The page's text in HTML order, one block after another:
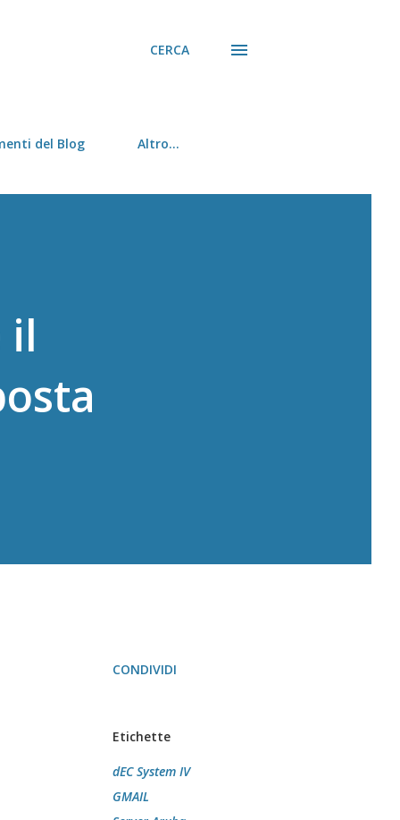
CERCA
del Blog Altro…
il
CONDIVIDI
Etichette
dEC System IV
GMAIL